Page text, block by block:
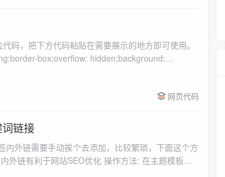
码，把下方代码粘贴在需要展示的地方即可使用。
box;overflow: hidden;background:
网页代码
链接
外链需要手动挨个去添加，比较繁琐，下面这个方
外链有利于网站SEO优化 操作方法: 在主题模板